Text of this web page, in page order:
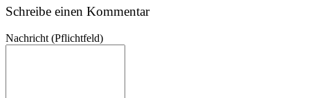
Schreibe einen Kommentar
Nachricht (Pflichtfeld)